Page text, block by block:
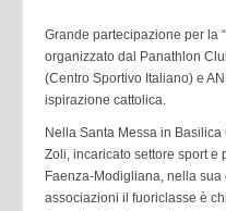
Grande partecipazione per la
organizzato dal Panathlon
(Centro Sportivo Italiano) e
ispirazione cattolica.
Nella Santa Messa in
Zoli, incaricato settore sport
Faenza-Modigliana, nella
associazioni il fuoriclasse è